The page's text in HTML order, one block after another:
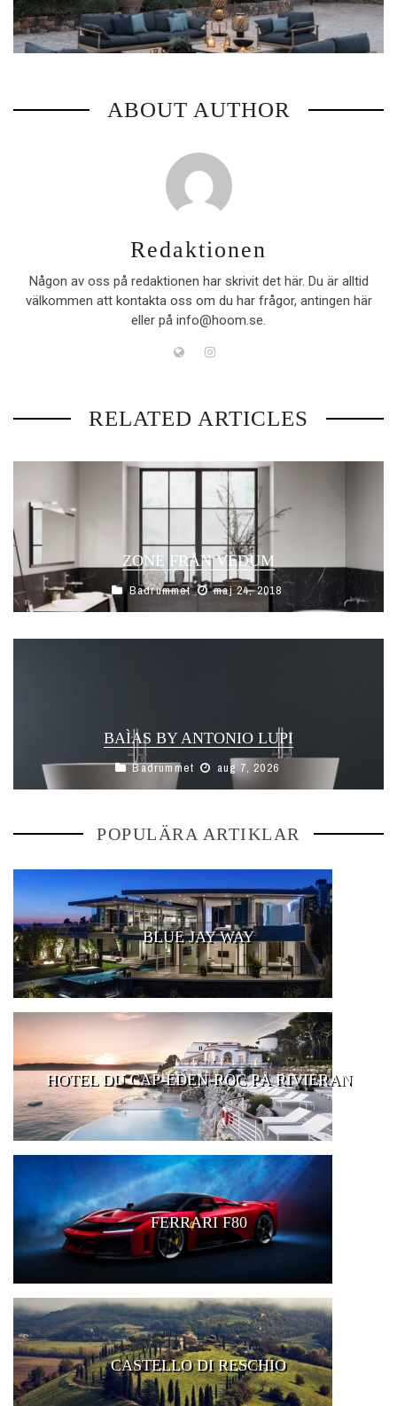
ABOUT AUTHOR
Redaktionen
Någon av oss på redaktionen har skrivit det här. Du är alltid
välkommen att kontakta oss om du har frågor, antingen här
eller på info@hoom.se.
RELATED ARTICLES
ZONE FRÅN VEDUM
Badrummet maj 24, 2018
BAÌAS BY ANTONIO LUPI
Badrummet aug 7, 2026
POPULÄRA ARTIKLAR
BLUE JAY WAY
HOTEL DU CAP-EDEN-ROC PÅ RIVIERAN
FERRARI F80
CASTELLO DI RESCHIO